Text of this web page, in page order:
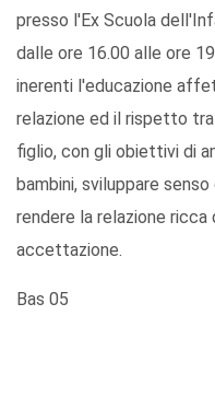
presso l'Ex Scuola
dalle ore 16.00 alle ore
inerenti l'educazione
relazione ed il rispetto
figlio, con gli obiettivi di
bambini, sviluppare
rendere la relazione ricca
accettazione.‬
Bas 05